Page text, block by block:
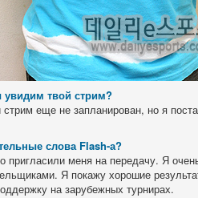
твой стрим?
еще не запланирован, но я
слова Flash-а?
пригласили меня на передачу. Я
Я покажу хорошие
на зарубежных турнирах.